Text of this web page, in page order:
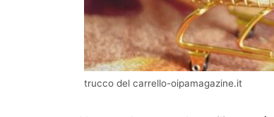
trucco del carrello-oipamagazine.it